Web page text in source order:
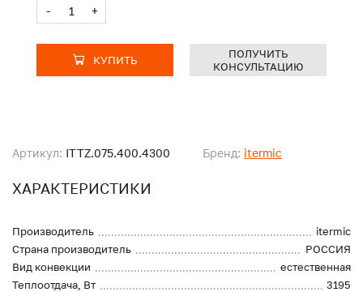
Артикул: ITTZ.075.400.4300 Бренд: itermic
ХАРАКТЕРИСТИКИ
Производитель
itermic
Страна производитель
РОССИЯ
Вид конвекции
естественная
Теплоотдача, Вт
3195
- +
КУПИТЬ
ПОЛУЧИТЬ
КОНСУЛЬТАЦИЮ